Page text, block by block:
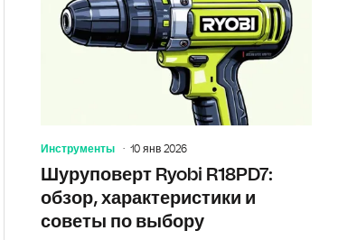
Инструменты 10 янв 2026
Шуруповерт Ryobi R18PD7:
обзор, характеристики и
советы по выбору